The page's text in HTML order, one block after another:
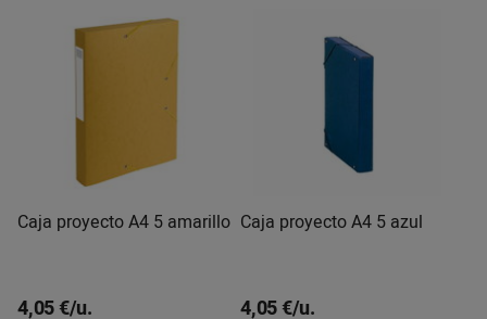
Caja proyecto A4 5 amarillo
4,05 €/u.
Caja proyecto A4 5 azul
4,05 €/u.